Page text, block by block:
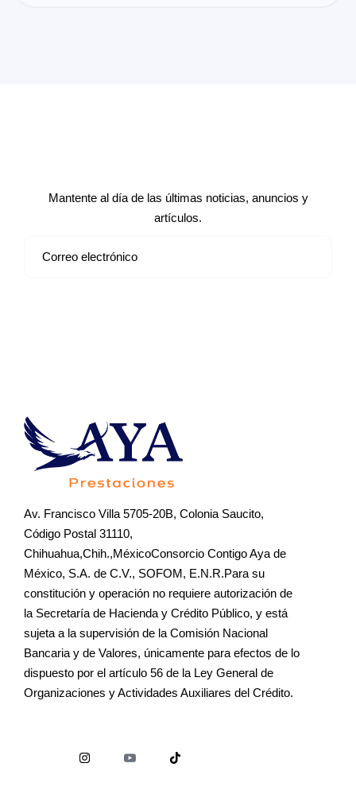
Mantente al día de las últimas noticias, anuncios y
artículos.
Av. Francisco Villa 5705-20B, Colonia Saucito,
Código Postal 31110,
Chihuahua,Chih.,MéxicoConsorcio Contigo Aya de
México, S.A. de C.V., SOFOM, E.N.R.Para su
constitución y operación no requiere autorización de
la Secretaría de Hacienda y Crédito Público, y está
sujeta a la supervisión de la Comisión Nacional
Bancaria y de Valores, únicamente para efectos de lo
dispuesto por el artículo 56 de la Ley General de
Organizaciones y Actividades Auxiliares del Crédito.